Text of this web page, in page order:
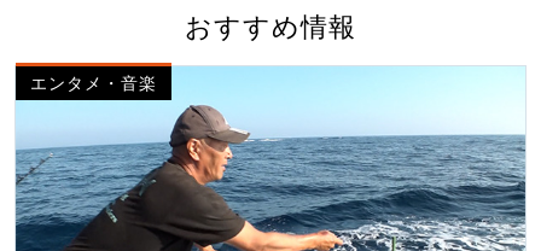
おすすめ情報
エンタメ・音楽